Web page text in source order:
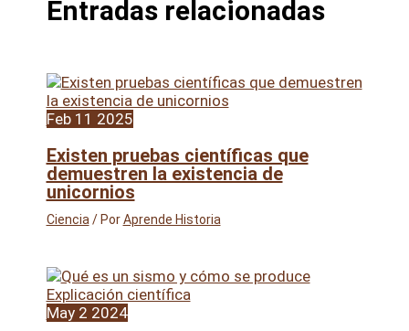
Entradas relacionadas
Feb 11 2025
Existen pruebas científicas que
demuestren la existencia de
unicornios
Ciencia / PorAprende Historia
May 2 2024